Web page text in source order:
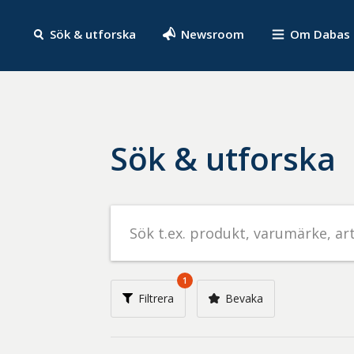
Sök & utforska Newsroom Om Dabas
Sök & utforska
Sök
livsmedel
på
t.ex.
produkt,
varumärke,
Filtrera
1
Bevaka